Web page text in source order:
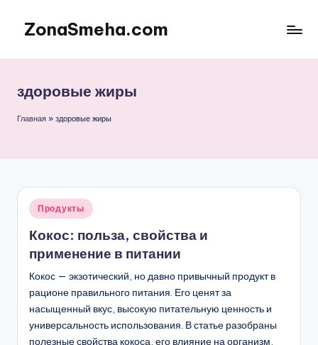
Перейти
содержимому
ZonaSmeha.com
питание
здоровые жиры
Главная » здоровые жиры
Опубликовано
Продукты
Кокос: польза, свойства и
применение в питании
Кокос — экзотический, но давно привычный продукт в
рационе правильного питания. Его ценят за
насыщенный вкус, высокую питательную ценность и
универсальность использования. В статье разобраны
полезные свойства кокоса, его влияние на организм,